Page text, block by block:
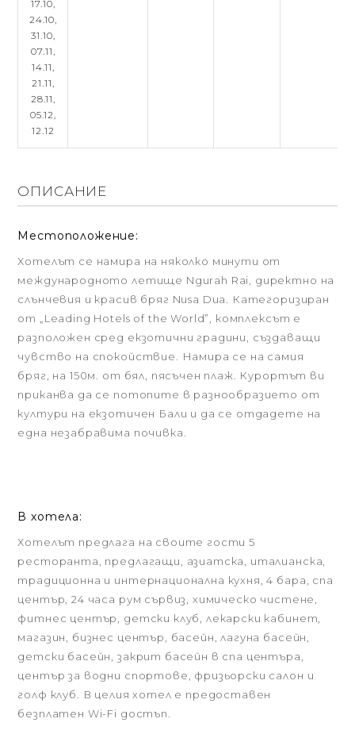
17.10,
24.10,
31.10,
07.11,
14.11,
21.11,
28.11,
05.12,
12.12
ОПИСАНИЕ
Местоположение:
Хотелът се намира на няколко минути от
международното летище Ngurah Rai, директно на
слънчевия и красив бряг Nusa Dua. Категоризиран
от „Leading Hotels of the World”, комплексът е
разположен сред екзотични градини, създаващи
чувство на спокойствие. Намира се на самия
бряг, на 150м. от бял, пясъчен плаж. Курортът ви
приканва да се потопите в разнообразието от
култури на екзотичен Бали и да се отдадете на
една незабравима почивка.
В хотела:
Хотелът предлага на своите гости 5
ресторанта, предлагащи, азиатска, италианска,
традиционна и интернационална кухня, 4 бара, спа
център, 24 часа рум сървиз, химическо чистене,
фитнес център, детски клуб, лекарски кабинет,
магазин, бизнес център, басейн, лагуна басейн,
детски басейн, закрит басейн в спа центъра,
център за водни спортове, фризьорски салон и
голф клуб. В целия хотел е предоставен
безплатен Wi-Fi достъп.